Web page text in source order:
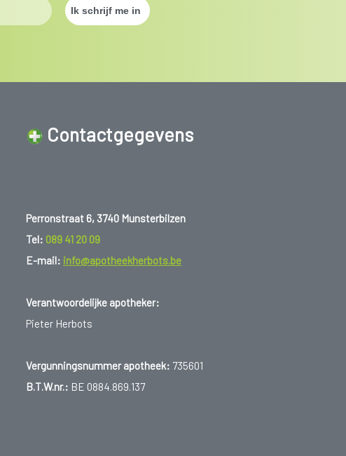
Contactgegevens
Perronstraat 6, 3740 Munsterbilzen
Tel: 089 41 20 09
E-mail: info@apotheekherbots.be
Verantwoordelijke apotheker:
Pieter Herbots
Vergunningsnummer apotheek: 735601
B.T.W.nr.: BE 0884.869.137